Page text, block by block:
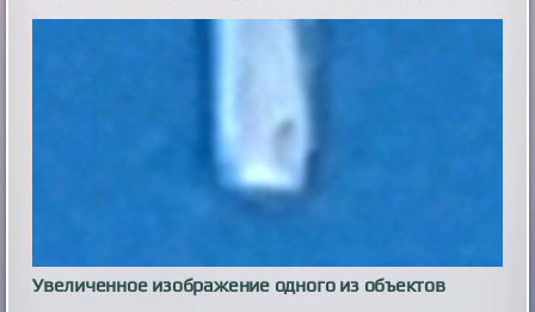
Увеличенное изображение одного из объектов